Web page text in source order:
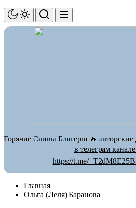
Горячие Сливы Блогерш 🔥 авторские
в телеграм
https://t.me/
Главная
Ольга (Леля) Баранова